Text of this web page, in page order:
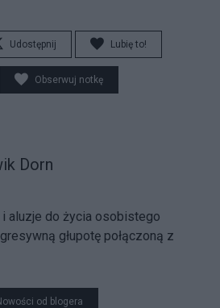
Udostępnij Lubię to!
Obserwuj notkę
Dorn
i aluzje do życia osobistego
głupotę połączoną z
od blogera